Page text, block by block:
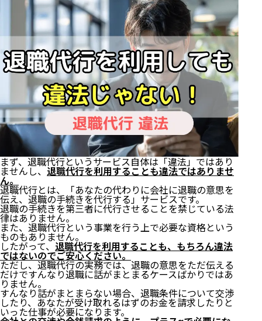
まず、退職代行というサービス自体は「違法」ではあり
ませんし、退職代行を利用することも違法ではありませ
ん。
退職代行とは、「あなたの代わりに会社に退職の意思を
伝え、退職の手続きを代行する」サービスです。
退職の手続きを第三者に代行させることを禁じている法
律はありません。
また、退職代行という事業を行う上で必要な資格という
ものもありません。
したがって、 退職代行を利用することも、もちろん違法
ではないのでご安心ください。
ただし、退職代行の実務では、退職の意思をただ伝える
だけですんなり退職に話がまとまるケースばかりではあ
りません。
すんなり話がまとまらない場合、退職条件について交渉
したり、あなたが受け取れるはずのお金を請求したりと
いった仕事が必要になります。